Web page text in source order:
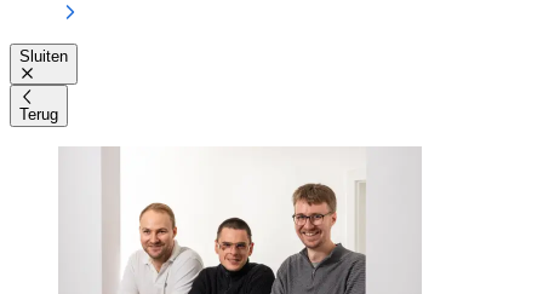
Sluiten
Terug